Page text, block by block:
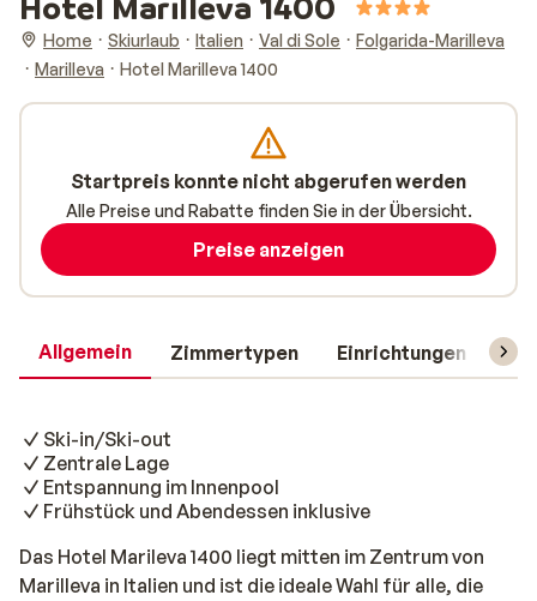
Home Skiurlaub Italien Val di Sole
Folgarida-Marilleva
Marilleva
Hotel Marilleva 1400
Allgemein Zimmertypen Einrichtungen
Ski-in/Ski-out
Zentrale Lage
Entspannung im Innenpool
Frühstück und Abendessen inklusive
Das Hotel Marileva 1400 liegt mitten im Zentrum von
Marilleva in Italien und ist die ideale Wahl für alle, die
Startpreis konnte nicht abgerufen werden
Alle Preise und Rabatte finden Sie in der Übersicht.
Preise anzeigen